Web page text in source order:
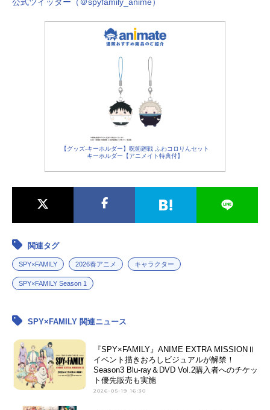
【グッズ-キーホルダー】呪術廻戦 ふわコロりんセット
キーホルダー【アニメイト特典付】
関連タグ
SPY×FAMILY 2026春アニメ キャラクター
SPY×FAMILY Season 1
SPY×FAMILY 関連ニュース
『SPY×FAMILY』ANIME EXTRA MISSIONⅡ
イベント描きおろしビジュアルが解禁！
Season3 Blu-ray＆DVD Vol.2購入者へのチケッ
ト優先販売も実施
2026-05-19 16:30